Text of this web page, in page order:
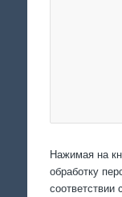
Нажимая на
обработку
соответствии с